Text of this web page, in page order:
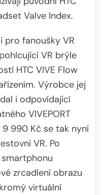
Valve Index.
pro fanoušky VR
VR brýle
HTC VIVE Flow
Výrobce jej
i odpovídající
VIVEPORT
990 Kč se tak nyní
VR. Po
zrcadlení obrazu
virtuální